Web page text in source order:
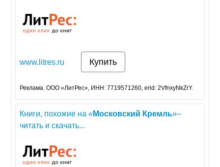
www.litres.ru Купить
Реклама. ООО «ЛитРес», ИНН: 7719571260, erid: 2VfnxyNkZrY.
Книги, похожие на «Московский Кремль»–
читать и скачать...